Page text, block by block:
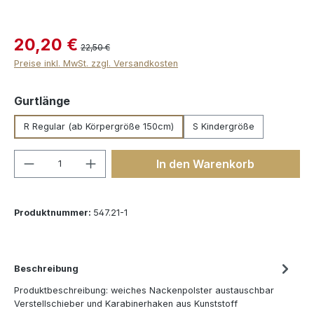
20,20 € 22,50 €
Preise inkl. MwSt. zzgl. Versandkosten
Gurtlängeauswählen
R Regular (ab Körpergröße 150cm) S Kindergröße
Produkt Anzahl: Gib denIn den Warenkorb
Produktnummer: 547.21-1
Beschreibung
Produktbeschreibung: weiches Nackenpolster austauschbar
Verstellschieber und Karabinerhaken aus Kunststoff